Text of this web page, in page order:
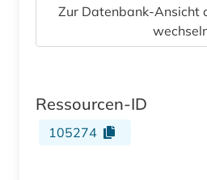
Zur Datenbank-Ansicht
Ressourcen-ID
105274